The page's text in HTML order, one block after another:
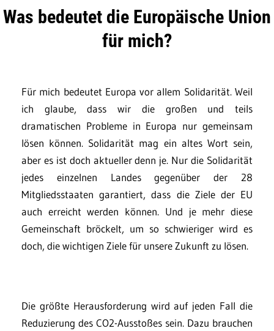
Was bedeutet die Europäische Union
für mich?
Für mich bedeutet Europa vor allem Solidarität. Weil
ich glaube, dass wir die großen und teils
dramatischen Probleme in Europa nur gemeinsam
lösen können. Solidarität mag ein altes Wort sein,
aber es ist doch aktueller denn je. Nur die Solidarität
jedes einzelnen Landes gegenüber der 28
Mitgliedsstaaten garantiert, dass die Ziele der EU
auch erreicht werden können. Und je mehr diese
Gemeinschaft bröckelt, um so schwieriger wird es
doch, die wichtigen Ziele für unsere Zukunft zu lösen.
Die größte Herausforderung wird auf jeden Fall die
Reduzierung des CO2-Ausstoßes sein. Dazu brauchen